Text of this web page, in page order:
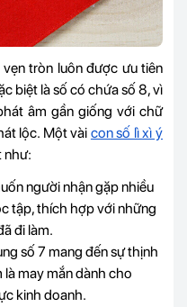
tròn luôn được ưu tiên
biệt là số có chứa số 8, vì
âm gần giống với chữ
lộc. Một vài con số lì xì ý
như:
người nhận gặp nhiều
tập, thích hợp với những
đi làm.
số 7 mang đến sự thịnh
may mắn dành cho
kinh doanh.